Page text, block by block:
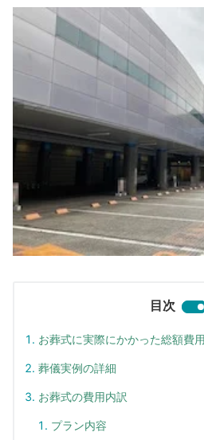
目次
お葬式に実際にかかった総額費
葬儀実例の詳細
お葬式の費用内訳
プラン内容